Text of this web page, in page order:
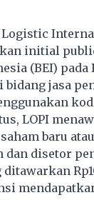
Logistic
initial
(BEI) pada
bidang jasa
LOPI
baru atau
disetor
ditawarkan